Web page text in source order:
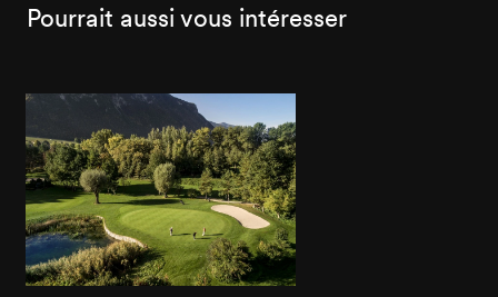
Pourrait aussi vous intéresser